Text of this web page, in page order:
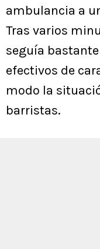
ambulancia a
Tras varios
seguía
efectivos de
modo la
barristas.